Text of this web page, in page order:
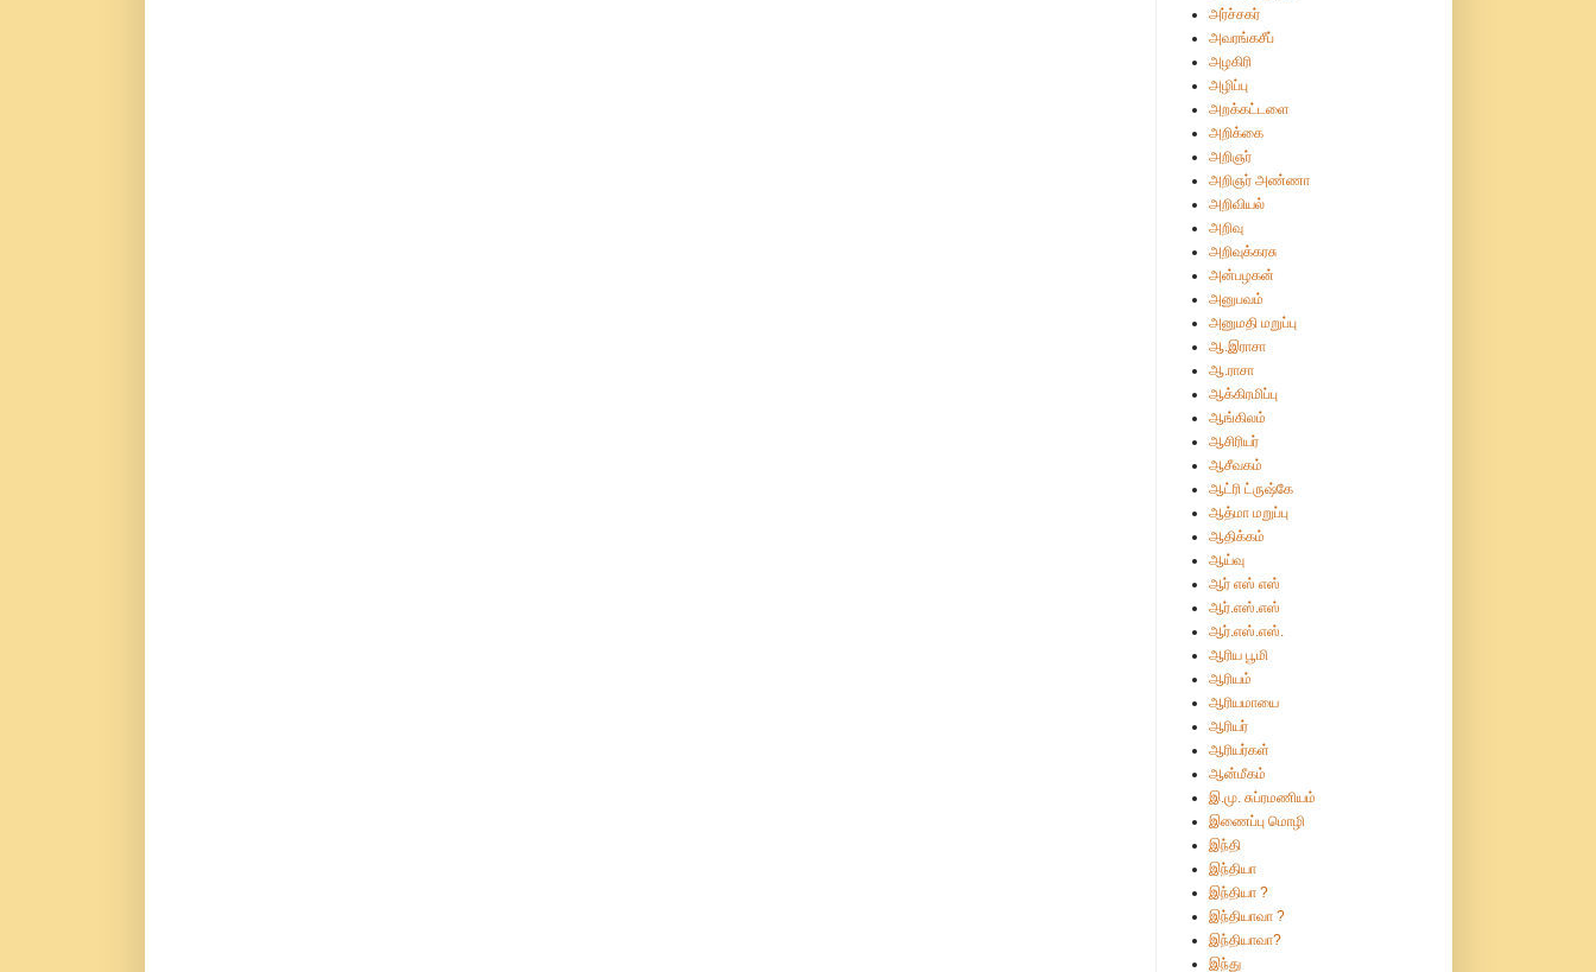
அர்ச்சகர்
அவரங்கசீப்
அழகிரி
அழிப்பு
அறக்கட்டளை
அறிக்கை
அறிஞர்
அறிஞர் அண்ணா
அறிவியல்
அறிவு
அறிவுக்கரசு
அன்பழகன்
அனுபவம்
அனுமதி மறுப்பு
ஆ.இராசா
ஆ.ராசா
ஆக்கிரமிப்பு
ஆங்கிலம்
ஆசிரியர்
ஆசீவகம்
ஆட்ரி ட்ருஷ்கே
ஆத்மா மறுப்பு
ஆதிக்கம்
ஆய்வு
ஆர் எஸ் எஸ்
ஆர்.எஸ்.எஸ்
ஆர்.எஸ்.எஸ்.
ஆரிய பூமி
ஆரியம்
ஆரியமாயை
ஆரியர்
ஆரியர்கள்
ஆன்மீகம்
இ.மு. சுப்ரமணியம்
இணைப்பு மொழி
இந்தி
இந்தியா
இந்தியா ?
இந்தியாவா ?
இந்தியாவா?
இந்து